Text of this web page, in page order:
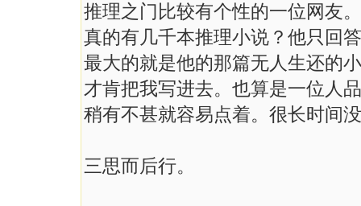
推理之门比较有个性的一位网友
真的有几千本推理小说？他只回
最大的就是他的那篇无人生还的
才肯把我写进去。也算是一位人
稍有不甚就容易点着。很长时间
三思而后行。